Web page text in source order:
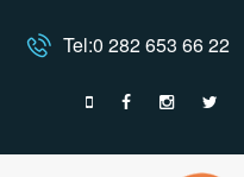
Tel:0 282 653 66 22